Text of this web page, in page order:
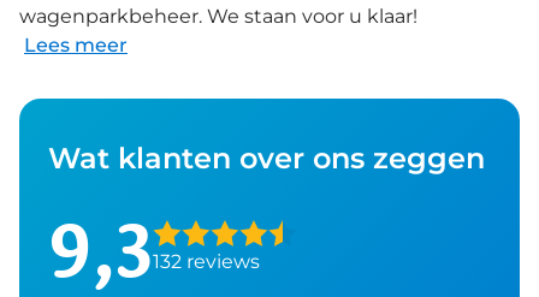
wagenparkbeheer. We staan voor u klaar!
Lees meer
Wat klanten over ons zeggen
9,3132 reviews